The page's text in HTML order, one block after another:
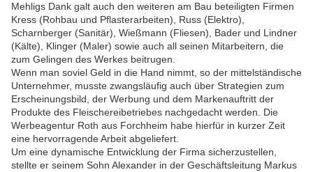
Mehligs Dank galt auch den weiteren am Bau beteiligten Firmen
Kress (Rohbau und Pflasterarbeiten), Russ (Elektro),
Scharnberger (Sanitär), Wießmann (Fliesen), Bader und Lindner
(Kälte), Klinger (Maler) sowie auch all seinen Mitarbeitern, die
zum Gelingen des Werkes beitrugen.
Wenn man soviel Geld in die Hand nimmt, so der mittelständische
Unternehmer, musste zwangsläufig auch über Strategien zum
Erscheinungsbild, der Werbung und dem Markenauftritt der
Produkte des Fleischereibetriebes nachgedacht werden. Die
Werbeagentur Roth aus Forchheim habe hierfür in kurzer Zeit
eine hervorragende Arbeit abgeliefert.
Um eine dynamische Entwicklung der Firma sicherzustellen,
stellte er seinem Sohn Alexander in der Geschäftsleitung Markus